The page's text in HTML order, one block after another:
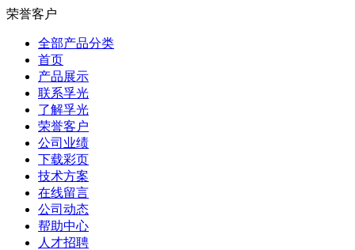
荣誉客户
全部产品分类
首页
产品展示
联系孚光
了解孚光
荣誉客户
公司业绩
下载彩页
技术方案
在线留言
公司动态
帮助中心
人才招聘